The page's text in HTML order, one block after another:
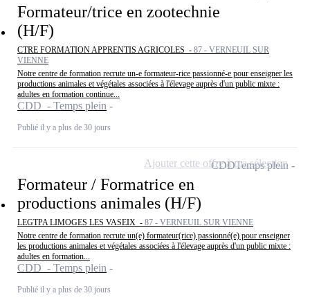
Formateur/trice en zootechnie
(H/F)
CTRE FORMATION APPRENTIS AGRICOLES - 87 - VERNEUIL SUR
VIENNE
Notre centre de formation recrute un-e formateur-rice passionné-e pour enseigner les
productions animales et végétales associées à l'élevage auprès d'un public mixte :
adultes en formation continue...
CDD - Temps plein
Publié il y a plus de 30 jours
Formateur / Formatrice en
productions animales (H/F)
LEGTPA LIMOGES LES VASEIX - 87 - VERNEUIL SUR VIENNE
Notre centre de formation recrute un(e) formateur(rice) passionné(e) pour enseigner
les productions animales et végétales associées à l'élevage auprès d'un public mixte :
adultes en formation...
CDD - Temps plein
Publié il y a plus de 30 jours
CDDTemps plein
Ajouter cette offre à ma sélection